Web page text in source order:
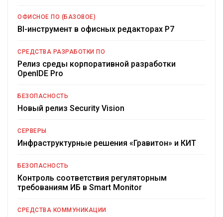
ОФИСНОЕ ПО (БАЗОВОЕ)
BI-инструмент в офисных редакторах Р7
СРЕДСТВА РАЗРАБОТКИ ПО
Релиз среды корпоративной разработки
OpenIDE Pro
БЕЗОПАСНОСТЬ
Новый релиз Security Vision
СЕРВЕРЫ
Инфраструктурные решения «Гравитон» и КИТ
БЕЗОПАСНОСТЬ
Контроль соответствия регуляторным
требованиям ИБ в Smart Monitor
СРЕДСТВА КОММУНИКАЦИИ